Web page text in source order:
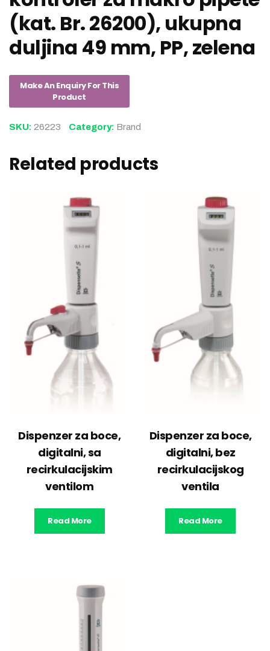
(kat. Br. 26200), ukupna
duljina 49 mm, PP, zelena
SKU: 26223 Category: Brand
Related products
Dispenzer za boce,
digitalni, sa
recirkulacijskim
ventilom
Read More
Dispenzer za boce,
digitalni, bez
recirkulacijskog
ventila
Read More